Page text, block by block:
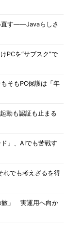
直す――Javaらしさ
PCを“サブスク”で
そもPC保護は「年
動も認証も止まる
」、AIでも苦戦す
でも考えざるを得
旅」 実運用へ向か